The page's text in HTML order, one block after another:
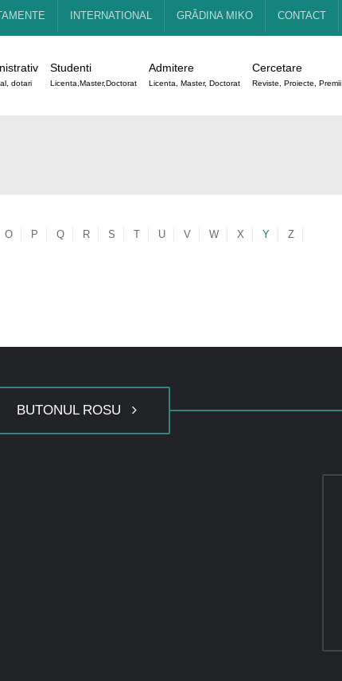
INTERNATIONAL GRĂDINA MIKO CONTACT
dotari
Studenti
Licenta,Master,Doctorat
Admitere
Licenta, Master, Doctorat
Cercetare
Reviste, Proiecte, Premii
O P Q R S T U V W X Y Z
BUTONUL ROSU